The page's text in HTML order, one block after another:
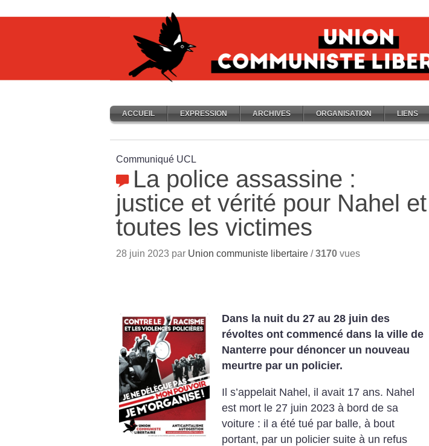
ACCUEIL EXPRESSION ARCHIVES ORGANISATION LIENS
Communiqué UCL
La police assassine :
justice et vérité pour Nahel et
toutes les victimes
28 juin 2023 par Union communiste libertaire /3170 vues
Dans la nuit du 27 au 28 juin des
révoltes ont commencé dans la ville de
Nanterre pour dénoncer un nouveau
meurtre par un policier.
Il s’appelait Nahel, il avait 17 ans. Nahel
est mort le 27 juin 2023 à bord de sa
voiture : il a été tué par balle, à bout
portant, par un policier suite à un refus